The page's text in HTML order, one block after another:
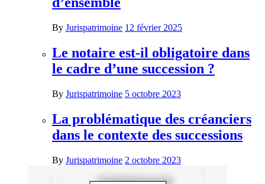
By Jurispatrimoine 12 février 2025
Le notaire est-il obligatoire dans
le cadre d’une succession ?
By Jurispatrimoine 5 octobre 2023
La problématique des créanciers
dans le contexte des successions
By Jurispatrimoine 2 octobre 2023